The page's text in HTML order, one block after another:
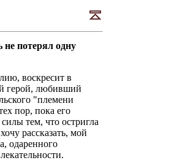
потерял одну
воскресит в
герой, любивший
"племени
пор, пока его
тем, что остригла
рассказать, мой
одаренного